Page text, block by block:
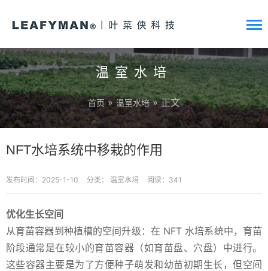
温室水培
首页 »温室水培» 正文
NFT水培系统中移栽的作用
发布时间：2025-1-10 分类： 温室水培 阅读：341
优化生长空间
从育苗容器到种植槽的空间升级：在 NFT 水培系统中，育苗
阶段通常是在较小的育苗容器（如育苗盘、穴盘）中进行。
这些容器主要是为了方便种子萌发和幼苗初期生长，但空间